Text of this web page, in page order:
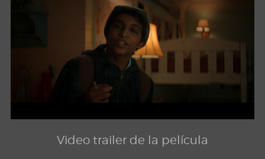
Video trailer de la película